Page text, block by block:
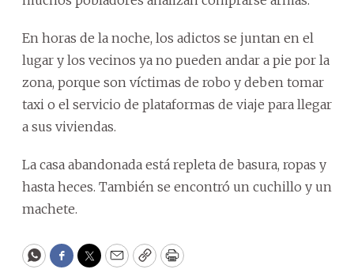
En horas de la noche, los adictos se juntan en el
lugar y los vecinos ya no pueden andar a pie por la
zona, porque son víctimas de robo y deben tomar
taxi o el servicio de plataformas de viaje para llegar
a sus viviendas.
La casa abandonada está repleta de basura, ropas y
hasta heces. También se encontró un cuchillo y un
machete.
WhatsApp
Facebook
Twitter
EmailCopyPrint